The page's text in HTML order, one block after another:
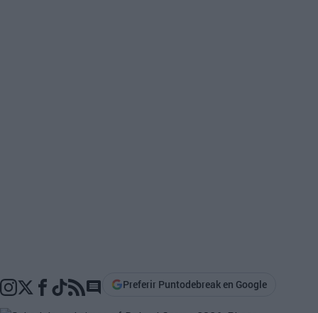
Go to comments section
Preferir Puntodebreak en Google